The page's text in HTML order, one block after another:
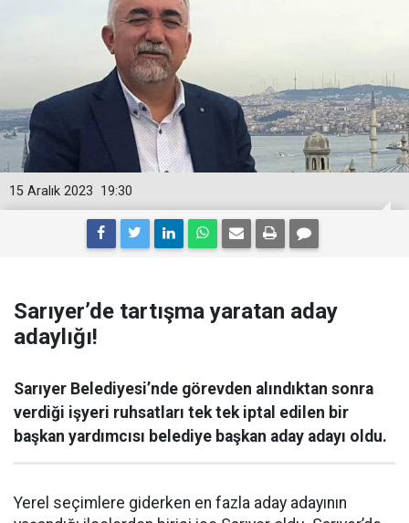
19:30
15 Aralık 2023
Sarıyer’de tartışma yaratan aday
adaylığı!
Sarıyer Belediyesi’nde görevden alındıktan sonra
verdiği işyeri ruhsatları tek tek iptal edilen bir
başkan yardımcısı belediye başkan aday adayı oldu.
Yerel seçimlere giderken en fazla aday adayının